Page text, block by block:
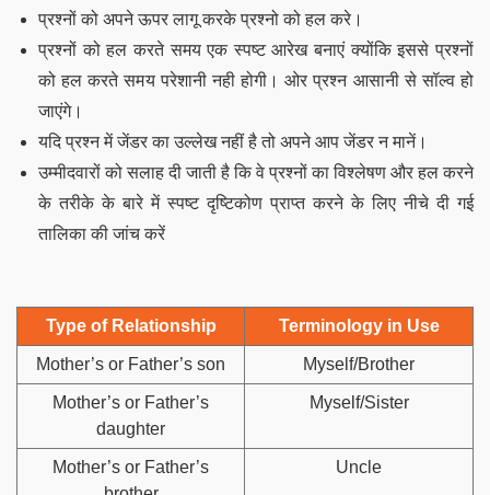
प्रश्नों को अपने ऊपर लागू करके प्रश्नो को हल करे।
प्रश्नों को हल करते समय एक स्पष्ट आरेख बनाएं क्योंकि इससे प्रश्नों
को हल करते समय परेशानी नही होगी। ओर प्रश्न आसानी से सॉल्व हो
जाएंगे।
यदि प्रश्न में जेंडर का उल्लेख नहीं है तो अपने आप जेंडर न मानें।
उम्मीदवारों को सलाह दी जाती है कि वे प्रश्नों का विश्लेषण और हल करने
के तरीके के बारे में स्पष्ट दृष्टिकोण प्राप्त करने के लिए नीचे दी गई
तालिका की जांच करें
Type of Relationship Terminology in Use
Mother’s or Father’s son Myself/Brother
Mother’s or Father’s
daughter
Myself/Sister
Mother’s or Father’s
Uncle